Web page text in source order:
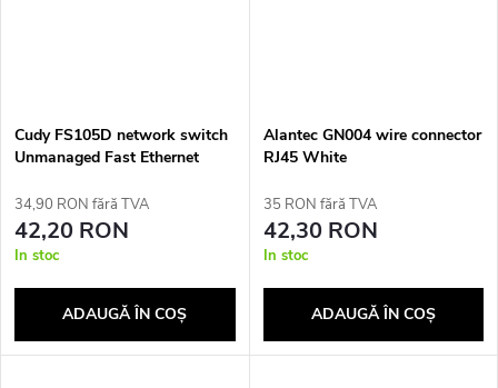
Cudy FS105D network switch
Unmanaged Fast Ethernet
34,90 RON fără TVA
42,20 RON
In stoc
ADAUGĂ ÎN COŞ
Alantec GN004 wire connector
RJ45 White
35 RON fără TVA
42,30 RON
In stoc
ADAUGĂ ÎN COŞ